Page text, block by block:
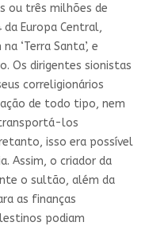
ou três milhões de
da Europa Central,
‘Terra Santa’, e
Os dirigentes sionistas
correligionários
de todo tipo, nem
los
isso era possível
Assim, o criador da
o sultão, além da
as finanças
podiam